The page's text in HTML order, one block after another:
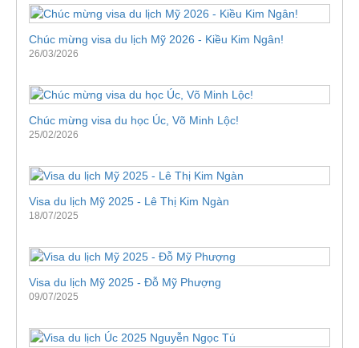
Chúc mừng visa du lịch Mỹ 2026 - Kiều Kim Ngân!
26/03/2026
Chúc mừng visa du học Úc, Võ Minh Lộc!
25/02/2026
Visa du lịch Mỹ 2025 - Lê Thị Kim Ngàn
18/07/2025
Visa du lịch Mỹ 2025 - Đỗ Mỹ Phượng
09/07/2025